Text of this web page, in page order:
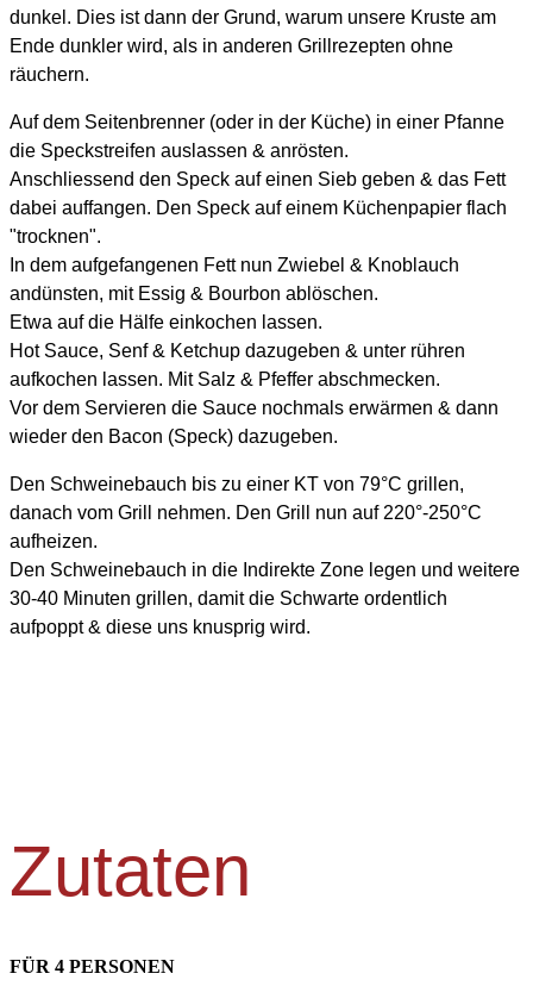
dunkel. Dies ist dann der Grund, warum unsere Kruste am
Ende dunkler wird, als in anderen Grillrezepten ohne
räuchern.
Auf dem Seitenbrenner (oder in der Küche) in einer Pfanne
die Speckstreifen auslassen & anrösten.
Anschliessend den Speck auf einen Sieb geben & das Fett
dabei auffangen. Den Speck auf einem Küchenpapier flach
"trocknen".
In dem aufgefangenen Fett nun Zwiebel & Knoblauch
andünsten, mit Essig & Bourbon ablöschen.
Etwa auf die Hälfe einkochen lassen.
Hot Sauce, Senf & Ketchup dazugeben & unter rühren
aufkochen lassen. Mit Salz & Pfeffer abschmecken.
Vor dem Servieren die Sauce nochmals erwärmen & dann
wieder den Bacon (Speck) dazugeben.
Den Schweinebauch bis zu einer KT von 79°C grillen,
danach vom Grill nehmen. Den Grill nun auf 220°-250°C
aufheizen.
Den Schweinebauch in die Indirekte Zone legen und weitere
30-40 Minuten grillen, damit die Schwarte ordentlich
aufpoppt & diese uns knusprig wird.
Zutaten
FÜR 4 PERSONEN